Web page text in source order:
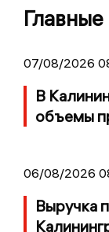
07/08/2026
В
объемы
06/08/2026
Выручка